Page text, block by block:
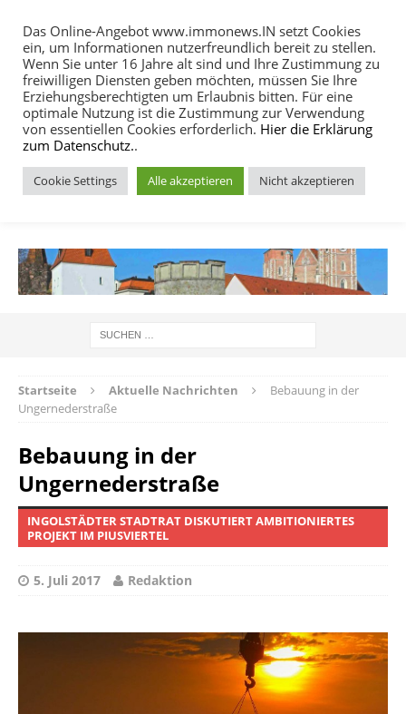
MENU
Startseite Aktuelle Nachrichten
Bebauung in der
Ungernederstraße
Bebauung in der
Ungernederstraße
INGOLSTÄDTER STADTRAT DISKUTIERT AMBITIONIERTES
PROJEKT IM PIUSVIERTEL
5. Juli 2017 Redaktion
Das Online-Angebot www.immonews.IN setzt Cookies
ein, um Informationen nutzerfreundlich bereit zu stellen.
Wenn Sie unter 16 Jahre alt sind und Ihre Zustimmung zu
freiwilligen Diensten geben möchten, müssen Sie Ihre
Erziehungsberechtigten um Erlaubnis bitten. Für eine
optimale Nutzung ist die Zustimmung zur Verwendung
von essentiellen Cookies erforderlich. Hier die Erklärung
zum Datenschutz..
Cookie Settings Alle akzeptieren Nicht akzeptieren